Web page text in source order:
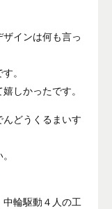
インは何も言っ
。
しかったです。
んどうくるまいす
中輪駆動４人の工